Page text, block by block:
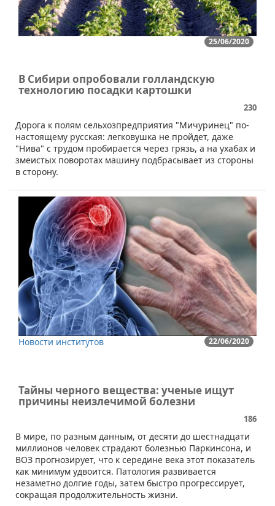
25/06/2020
В Сибири опробовали голландскую
технологию посадки картошки
230
​Дорога к полям сельхозпредприятия "Мичуринец" по-
настоящему русская: легковушка не пройдет, даже
"Нива" с трудом пробирается через грязь, а на ухабах и
змеистых поворотах машину подбрасывает из стороны
в сторону.
22/06/2020
Новости институтов
Тайны черного вещества: ученые ищут
причины неизлечимой болезни
186
В мире, по разным данным, от десяти до шестнадцати
миллионов человек страдают болезнью Паркинсона, и
ВОЗ прогнозирует, что к середине века этот показатель
как минимум удвоится. Патология развивается
незаметно долгие годы, затем быстро прогрессирует,
сокращая продолжительность жизни.